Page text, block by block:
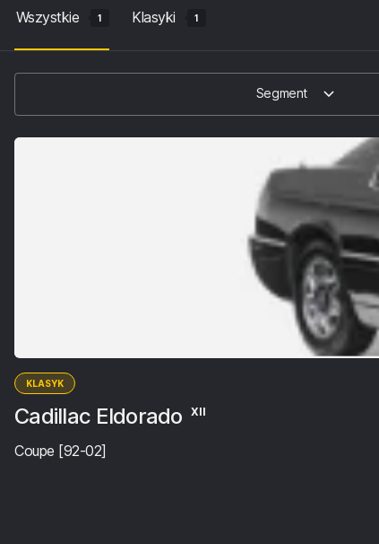
Wszystkie 1 Klasyki 1
Segment
KLASYK
Cadillac Eldorado XII
Coupe [92-02]